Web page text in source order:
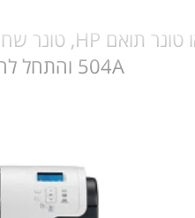
504A והתחל להדפיס עם HP CP3525n